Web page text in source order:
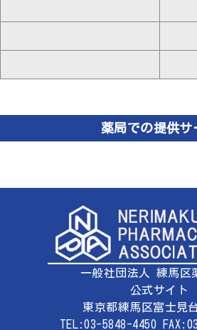
薬局での提供サ
一般社団法人 練馬区
公式サイト
東京都練馬区富士見
TEL:03-5848-4450